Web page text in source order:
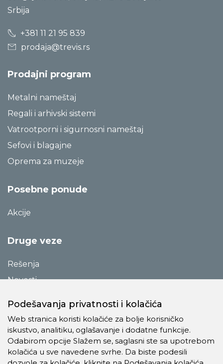
Srbija
+381 11 21 95 839
prodaja@trevis.rs
Prodajni program
Metalni nameštaj
Regali i arhivski sistemi
Vatrootporni i sigurnosni nameštaj
Sefovi i blagajne
Oprema za muzeje
Posebne ponude
Akcije
Druge veze
Rešenja
Novosti
O preduzeću
Kontakt
Pravila o privatnosti
Podešavanja privatnosti i kolačića
Web stranica koristi kolačiće za bolje korisničko
iskustvo, analitiku, oglašavanje i dodatne funkcije.
Odabirom opcije Slažem se, saglasni ste sa upotrebom
kolačića u sve navedene svrhe. Da biste podesili